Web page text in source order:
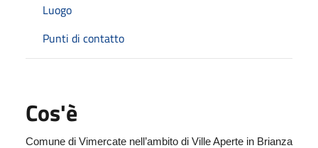
Luogo
Punti di contatto
Cos'è
Comune di Vimercate nell’ambito di Ville Aperte in Brianza